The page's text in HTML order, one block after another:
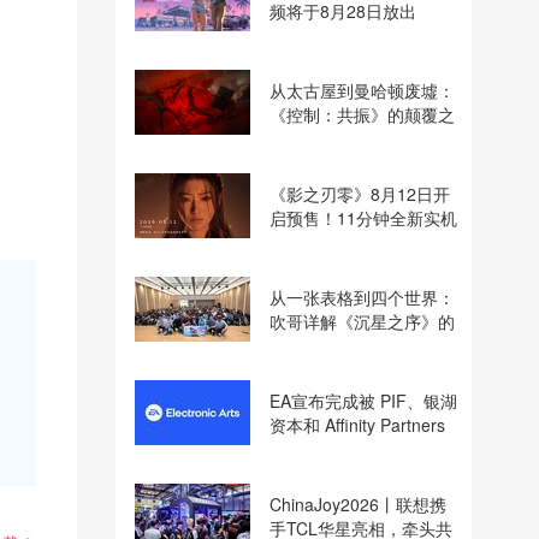
频将于8月28日放出
从太古屋到曼哈顿废墟：
《控制：共振》的颠覆之
《影之刃零》8月12日开
启预售！11分钟全新实机
从一张表格到四个世界：
吹哥详解《沉星之序》的
EA宣布完成被 PIF、银湖
资本和 Affinity Partners
ChinaJoy2026丨联想携
手TCL华星亮相，牵头共